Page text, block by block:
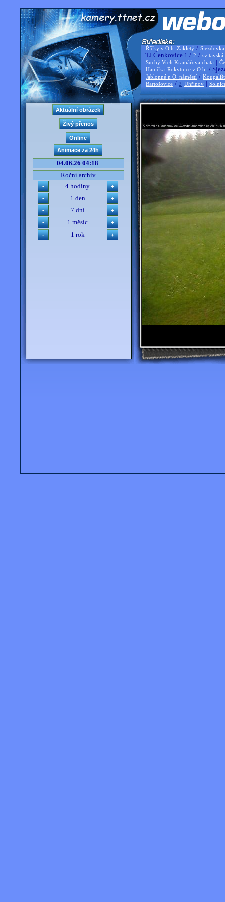
Říčky v O.h. Zakletý / Sjezdovka
TJ Čenkovice 1 / 2 / svitavská
Suchý Vrch Kramářova chata |
Hanička |Rokytnice v O.h. /
Jablonné n O. náměstí /
Bartošovice / 2 |Uhřínov |
04.06.26 04:18
Roční archiv
4 hodiny
1 den
7 dní
1 měsíc
1 rok